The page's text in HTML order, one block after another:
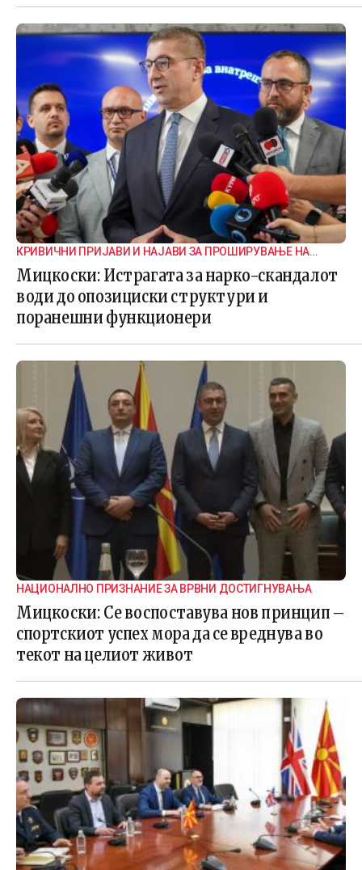
КРИВИЧНИ ПРИЈАВИ И НАЈАВИ ЗА ПРОШИРУВАЊЕ НА
ИСТРАГАТА
Мицкоски: Истрагата за нарко-скандалот
води до опозициски структури и
поранешни функционери
НАЦИОНАЛНО ПРИЗНАНИЕ ЗА ВРВНИ ДОСТИГНУВАЊА
Мицкоски: Се воспоставува нов принцип –
спортскиот успех мора да се вреднува во
текот на целиот живот